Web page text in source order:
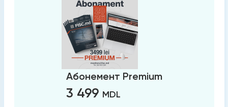
Абонемент Premium
3 499 MDL